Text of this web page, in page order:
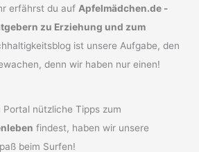
erfährst du auf Apfelmädchen.de -
zu Erziehung und zum
ist unsere Aufgabe, den
denn wir haben nur einen!
nützliche Tipps zum
findest, haben wir unsere
beim Surfen!